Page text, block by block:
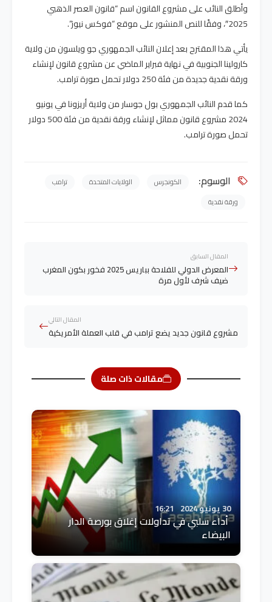
وأطلق النائب على مشروع القانون اسم “قانون العصر الذهبي
2025″، وفقًا للنص المنشور على موقع “فوكس نيوز”.
يأتي هذا المقترح بعد إعلان النائب الجمهوري جو ويلسون من ولاية
كارولينا الجنوبية في نهاية فبراير الماضي عن مشروع قانون لإنشاء
ورقة نقدية جديدة من فئة 250 دولار تحمل صورة ترامب.
كما قدم النائب الجمهوري بول جوسار من ولاية أريزونا في يونيو
2024 مشروع قانون مماثل لإنشاء ورقة نقدية من فئة 500 دولار
تحمل صورة ترامب.
الوسوم: الكونجرس الولايات المتحدة
ترامب
ورقة نقدية
المقال السابق
المعرض الدولي للفلاحة بباريس 2025 فخور بكون المغرب
ضيف شرف لأول مرة
المقال التالي
مشروع قانون جديد يضع ترامب في قلب العملة الأمريكية
مقالات ذات صلة
30 يونيو 2024 16:21
أداء سلبي في تداولات إغلاق بورصة الدار
البيضاء